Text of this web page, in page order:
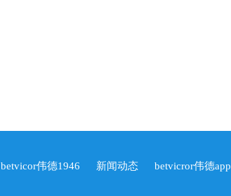
betvicor伟德1946 新闻动态 betvicror伟德app